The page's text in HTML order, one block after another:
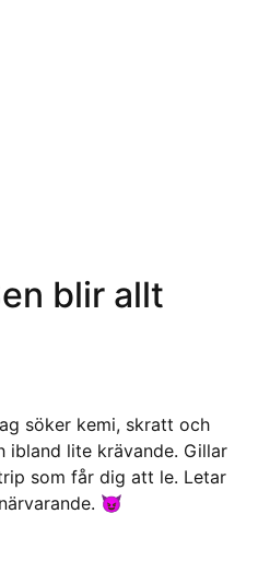
blir allt
söker kemi, skratt och
ibland lite krävande. Gillar
som får dig att le. Letar
😈